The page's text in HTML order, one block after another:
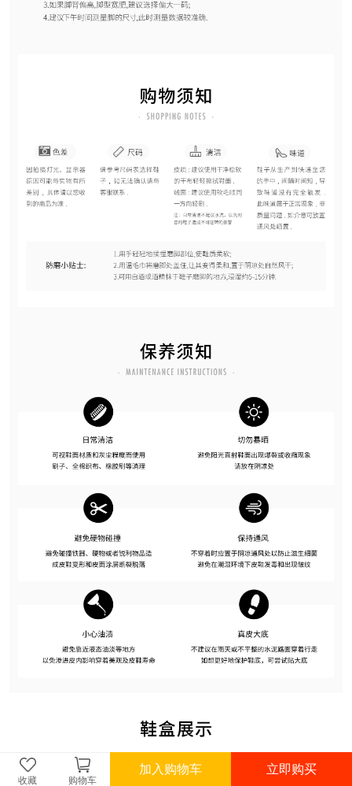
收藏 购物车
加入购物车 立即购买